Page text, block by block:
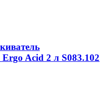
Acid 2 л S083.102